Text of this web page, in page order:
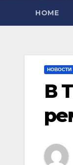
HOME
НОВОСТИ
В